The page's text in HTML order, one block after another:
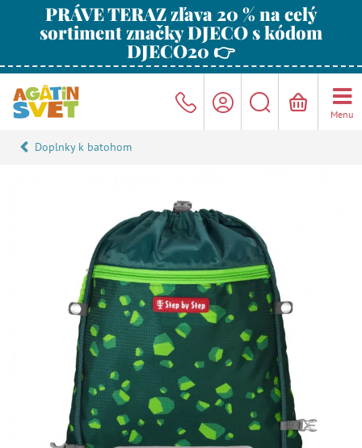
PRÁVE TERAZ zľava 20 % na celý
sortiment značky DJECO s kódom
DJECO20 👉
Menu
Doplnky k batohom